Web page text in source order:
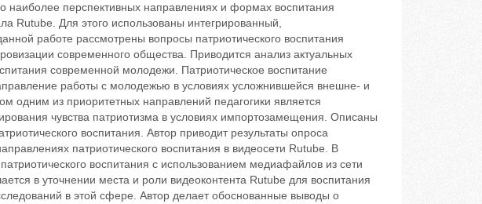
перспективных направлениях и формах воспитания
Rutube. Для этого использованы интегрированный,
работе рассмотрены вопросы патриотического воспитания
современного общества. Приводится анализ актуальных
современной молодежи. Патриотическое воспитание
работы с молодежью в условиях усложнившейся внешне- и
одним из приоритетных направлений педагогики является
чувства патриотизма в условиях импортозамещения. Описаны
воспитания. Автор приводит результаты опроса
патриотического воспитания в видеосети Rutube. В
воспитания с использованием медиафайлов из сети
в уточнении места и роли видеоконтента Rutube для воспитания
в этой сфере. Автор делает обоснованные выводы о